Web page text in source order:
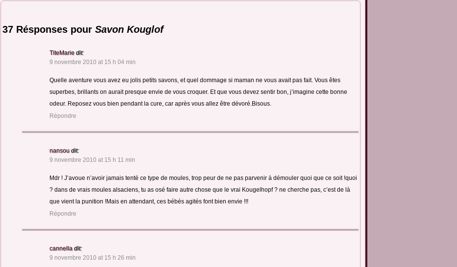
37 Résponses pour Savon Kouglof
TiteMarie dit:
9 novembre 2010 at 15 h 04 min
Quelle aventure vous avez eu jolis petits savons, et quel dommage si maman ne vous avait pas fait. Vous êtes
superbes, brillants on aurait presque envie de vous croquer. Et que vous devez sentir bon, j’imagine cette bonne
odeur. Reposez vous bien pendant la cure, car après vous allez être dévoré.Bisous.
Répondre
nansou dit:
9 novembre 2010 at 15 h 11 min
Mdr ! J’avoue n’avoir jamais tenté ce type de moules, trop peur de ne pas parvenir à démouler quoi que ce soit !quoi
? dans de vrais moules alsaciens, tu as osé faire autre chose que le vrai Kougelhopf ? ne cherche pas, c’est de là
que vient la punition !Mais en attendant, ces bébés agités font bien envie !!!
Répondre
cannella dit:
9 novembre 2010 at 15 h 26 min